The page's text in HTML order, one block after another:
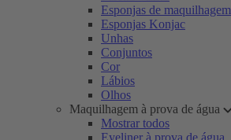
Esponjas de maquilhagem
Esponjas Konjac
Unhas
Conjuntos
Cor
Lábios
Olhos
Maquilhagem à prova de água
Mostrar todos
Eyeliner à prova de água